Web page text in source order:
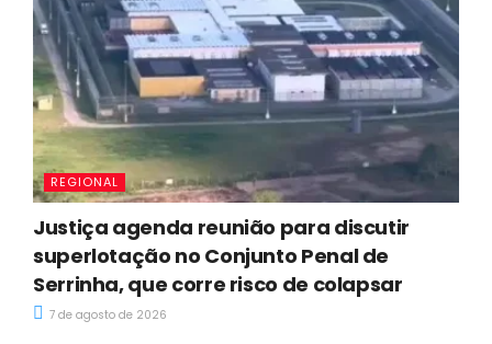
REGIONAL
Justiça agenda reunião para discutir
superlotação no Conjunto Penal de
Serrinha, que corre risco de colapsar
7 de agosto de 2026